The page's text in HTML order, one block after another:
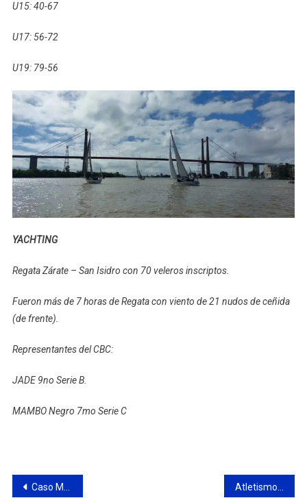
U15: 40-67
U17: 56-72
U19: 79-56
YACHTING
Regata Zárate – San Isidro con 70 veleros inscriptos.
Fueron más de 7 horas de Regata con viento de 21 nudos de ceñida
(de frente).
Representantes del CBC:
JADE 9no Serie B.
MAMBO Negro 7mo Serie C
Navegación
Caso María Alejandra Abbondanza: liberaron al matrimonio Chiminelli